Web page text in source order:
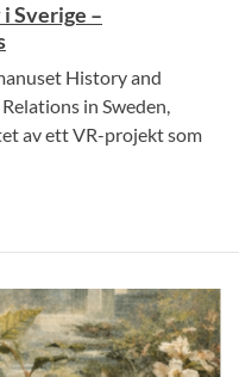
Sverige –
History and
in Sweden,
av ett VR-projekt som